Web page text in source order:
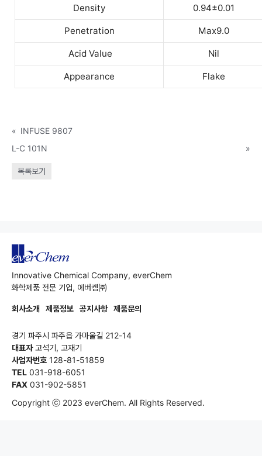
Density 0.94±0.01
Penetration Max9.0
Acid Value Nil
Appearance Flake
« INFUSE 9807
L-C 101N
»
목록보기
Innovative Chemical Company, everChem
화학제품 전문 기업, 에버켐㈜
회사소개 제품정보 공지사항 제품문의
경기 파주시 파주읍 가마울길 212-14
대표자고석기, 고재기
사업자번호 128-81-51859
TEL 031-918-6051
FAX 031-902-5851
Copyright ⓒ 2023 everChem. All Rights Reserved.